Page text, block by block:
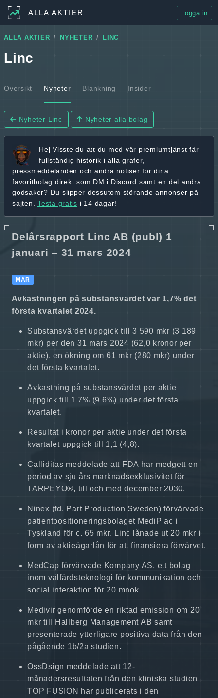
ALLA AKTIER Logga in
ALLA AKTIER NYHETER LINC
Linc
Översikt Nyheter Blankning Insider
Nyheter Linc Nyheter alla bolag
Hej Visste du att du med vår premiumtjänst får
fullständig historik i alla grafer,
pressmeddelanden och andra notiser för dina
favoritbolag direkt som DM i Discord samt en del andra
godsaker? Du slipper dessutom störande annonser på
sajten. Testa gratis i 14 dagar!
Delårsrapport Linc AB (publ) 1
januari – 31 mars 2024
MAR
Avkastningen på substansvärdet var 1,7% det
första kvartalet 2024.
Substansvärdet uppgick till 3 590 mkr (3 189
mkr) per den 31 mars 2024 (62,0 kronor per
aktie), en ökning om 61 mkr (280 mkr) under
det första kvartalet.
Avkastning på substansvärdet per aktie
uppgick till 1,7% (9,6%) under det första
kvartalet.
Resultat i kronor per aktie under det första
kvartalet uppgick till 1,1 (4,8).
Calliditas meddelade att FDA har medgett en
period av sju års marknadsexklusivitet för
TARPEYO®, till och med december 2030.
Ninex (fd. Part Production Sweden) förvärvade
patientpositioneringsbolaget MediPlac i
Tyskland för c. 65 mkr. Linc lånade ut 20 mkr i
form av aktieägarlån för att finansiera förvärvet.
MedCap förvärvade Kompany AS, ett bolag
inom välfärdsteknologi för kommunikation och
social interaktion för 20 mnok.
Medivir genomförde en riktad emission om 20
mkr till Hallberg Management AB samt
presenterade ytterligare positiva data från den
pågående 1b/2a studien.
OssDsign meddelade att 12-
månadersresultaten från den kliniska studien
TOP FUSION har publicerats i den